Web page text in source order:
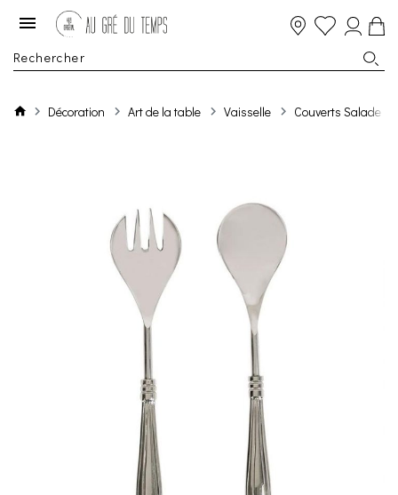
Décoration Art de la table Vaisselle Couverts Salade